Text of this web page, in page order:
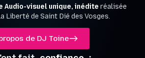
Audio-visuel unique, inédite réalisée
Liberté de Saint Dié des Vosges.
de DJ Toine